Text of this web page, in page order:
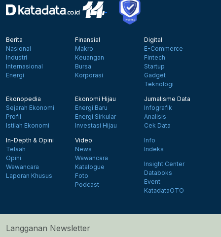
Berita
Nasional
Industri
Internasional
Energi
Finansial
Makro
Keuangan
Bursa
Korporasi
Digital
E-Commerce
Fintech
Startup
Gadget
Teknologi
Ekonopedia
Sejarah Ekonomi
Profil
Istilah Ekonomi
Ekonomi Hijau
Energi Baru
Energi Sirkular
Investasi Hijau
Jurnalisme Data
Infografik
Analisis
Cek Data
In-Depth & Opini
Telaah
Opini
Wawancara
Laporan Khusus
Video
News
Wawancara
Katalogue
Foto
Podcast
Info
Indeks
Insight Center
Databoks
Event
KatadataOTO
Langganan Newsletter